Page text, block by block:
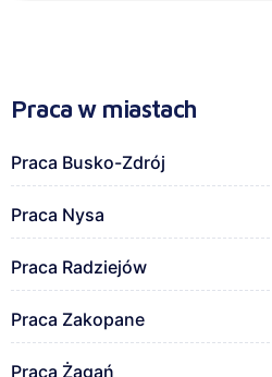
Praca w miastach
Praca Busko-Zdrój
Praca Nysa
Praca Radziejów
Praca Zakopane
Praca Żagań